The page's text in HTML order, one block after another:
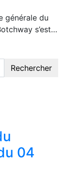
générale du
s’est…
Rechercher
04